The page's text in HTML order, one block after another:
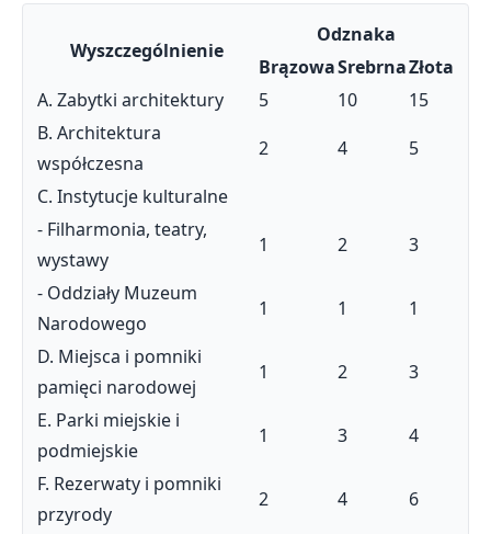
Wyszczególnienie
Odznaka
BrązowaSrebrnaZłota
A. Zabytki architektury
5 10
15
B. Architektura
współczesna
2 4
5
C. Instytucje kulturalne
- Filharmonia, teatry,
wystawy
1 2
3
- Oddziały Muzeum
Narodowego
1 1
1
D. Miejsca i pomniki
pamięci narodowej
1 2
3
E. Parki miejskie i
podmiejskie
1 3
4
F. Rezerwaty i pomniki
przyrody
2 4
6